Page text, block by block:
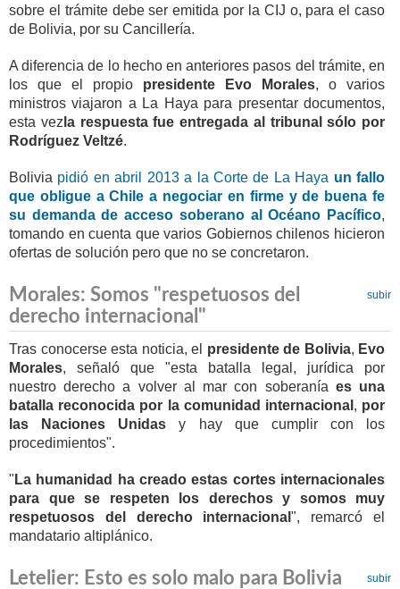
sobre el trámite debe ser emitida por la CIJ o, para el caso
de Bolivia, por su Cancillería.
A diferencia de lo hecho en anteriores pasos del trámite, en
los que el propio presidente Evo Morales, o varios
ministros viajaron a La Haya para presentar documentos,
esta vez la respuesta fue entregada al tribunal sólo por
Rodríguez Veltzé.
Bolivia pidió en abril 2013 a la Corte de La Haya un fallo
que obligue a Chile a negociar en firme y de buena fe
su demanda de acceso soberano al Océano Pacífico,
tomando en cuenta que varios Gobiernos chilenos hicieron
ofertas de solución pero que no se concretaron.
subir
Morales: Somos "respetuosos del
derecho internacional"
Tras conocerse esta noticia, el presidente de Bolivia, Evo
Morales, señaló que "esta batalla legal, jurídica por
nuestro derecho a volver al mar con soberanía es una
batalla reconocida por la comunidad internacional , por
las Naciones Unidas y hay que cumplir con los
procedimientos".
" La humanidad ha creado estas cortes internacionales
para que se respeten los derechos y somos muy
respetuosos del derecho internacional", remarcó el
mandatario altiplánico.
subir
Letelier: Esto es solo malo para Bolivia